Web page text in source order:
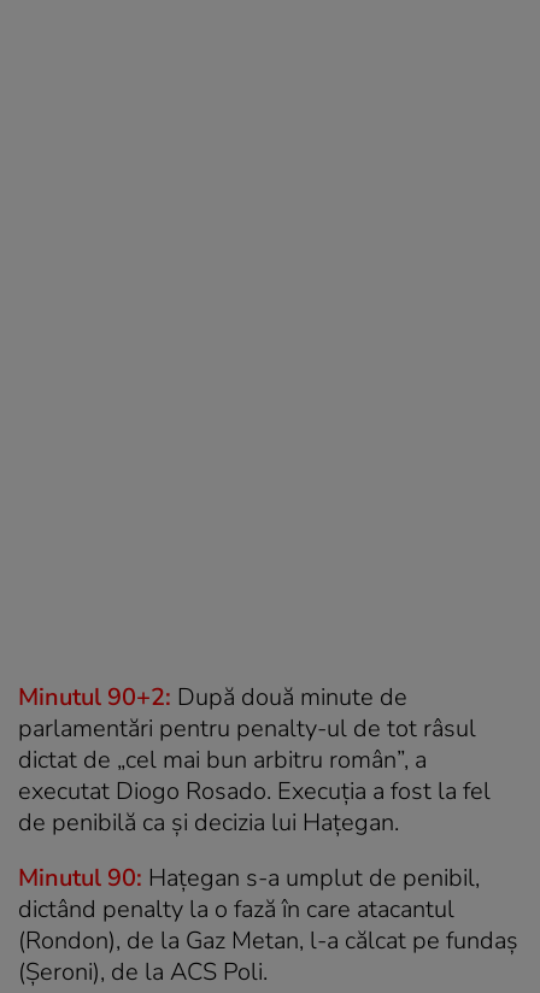
Minutul 90+2: După două minute de
parlamentări pentru penalty-ul de tot râsul
dictat de „cel mai bun arbitru român”, a
executat Diogo Rosado. Execuția a fost la fel
de penibilă ca și decizia lui Hațegan.
Minutul 90: Hațegan s-a umplut de penibil,
dictând penalty la o fază în care atacantul
(Rondon), de la Gaz Metan, l-a călcat pe fundaș
(Șeroni), de la ACS Poli.